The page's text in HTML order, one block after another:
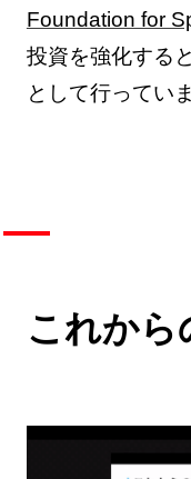
Foundation for
投資を強化する
として行ってい
これから